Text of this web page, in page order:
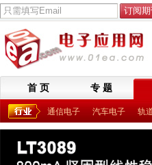
首 页 专 题
通信电子 汽车电子 轨